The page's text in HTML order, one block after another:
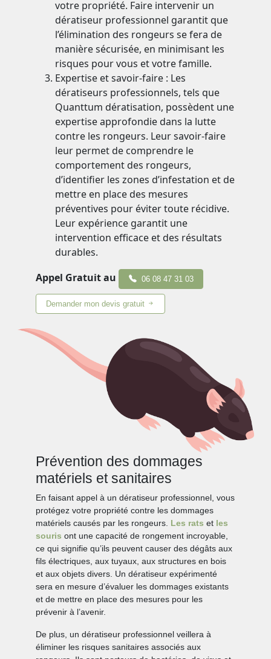
votre propriété. Faire intervenir un
dératiseur professionnel garantit que
l’élimination des rongeurs se fera de
manière sécurisée, en minimisant les
risques pour vous et votre famille.
Expertise et savoir-faire : Les
dératiseurs professionnels, tels que
Quanttum dératisation, possèdent une
expertise approfondie dans la lutte
contre les rongeurs. Leur savoir-faire
leur permet de comprendre le
comportement des rongeurs,
d’identifier les zones d’infestation et de
mettre en place des mesures
préventives pour éviter toute récidive.
Leur expérience garantit une
intervention efficace et des résultats
durables.
Appel Gratuit au
06 08 47 31 03
Demander mon devis gratuit
Prévention des dommages
matériels et sanitaires
En faisant appel à un dératiseur professionnel, vous
protégez votre propriété contre les dommages
matériels causés par les rongeurs. Les rats et les
souris ont une capacité de rongement incroyable,
ce qui signifie qu’ils peuvent causer des dégâts aux
fils électriques, aux tuyaux, aux structures en bois
et aux objets divers. Un dératiseur expérimenté
sera en mesure d’évaluer les dommages existants
et de mettre en place des mesures pour les
prévenir à l’avenir.
De plus, un dératiseur professionnel veillera à
éliminer les risques sanitaires associés aux